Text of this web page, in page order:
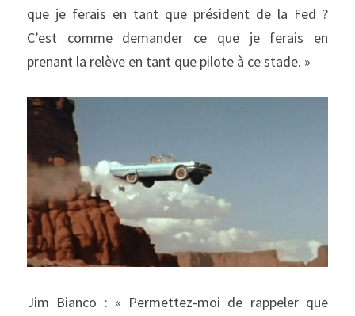
que je ferais en tant que président de la Fed ?
C’est comme demander ce que je ferais en
prenant la relève en tant que pilote à ce stade. »
Jim Bianco : « Permettez-moi de rappeler que